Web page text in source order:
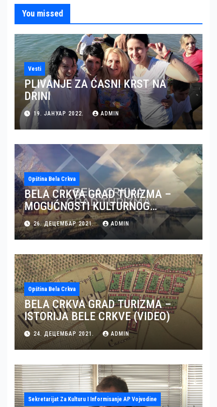
You missed
Vesti
PLIVANJE ZA ČASNI KRST NA
DRINI
19. ЈАНУАР 2022. ADMIN
Opština Bela Crkva
BELA CRKVA GRAD TURIZMA –
MOGUĆNOSTI KULTURNOG
TURIZMA U BELOJ CRKVI (VIDEO)
26. ДЕЦЕМБАР 2021. ADMIN
Opština Bela Crkva
BELA CRKVA GRAD TURIZMA –
ISTORIJA BELE CRKVE (VIDEO)
24. ДЕЦЕМБАР 2021. ADMIN
Sekretarijat Za Kulturu I Informisanje AP Vojvodine